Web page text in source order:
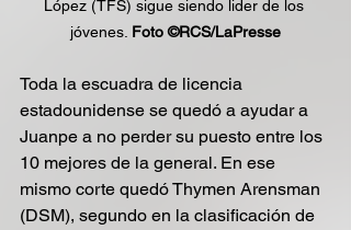
López (TFS) sigue siendo lider de los
jóvenes. Foto ©RCS/LaPresse
Toda la escuadra de licencia
estadounidense se quedó a ayudar a
Juanpe a no perder su puesto entre los
10 mejores de la general. En ese
mismo corte quedó Thymen Arensman
(DSM), segundo en la clasificación de